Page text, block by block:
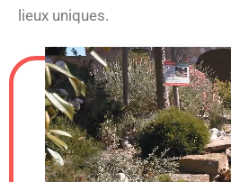
lieux uniques.